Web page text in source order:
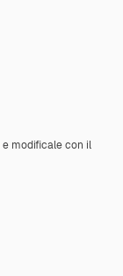
e modificale con il